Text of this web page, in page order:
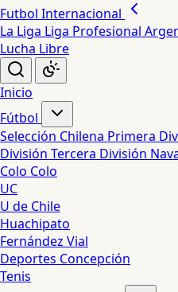
Futbol Internacional
La Liga Liga Profesional
Lucha Libre
Inicio
Fútbol
Selección Chilena Primera
División Tercera División
Colo Colo
UC
U de Chile
Huachipato
Fernández Vial
Deportes Concepción
Tenis